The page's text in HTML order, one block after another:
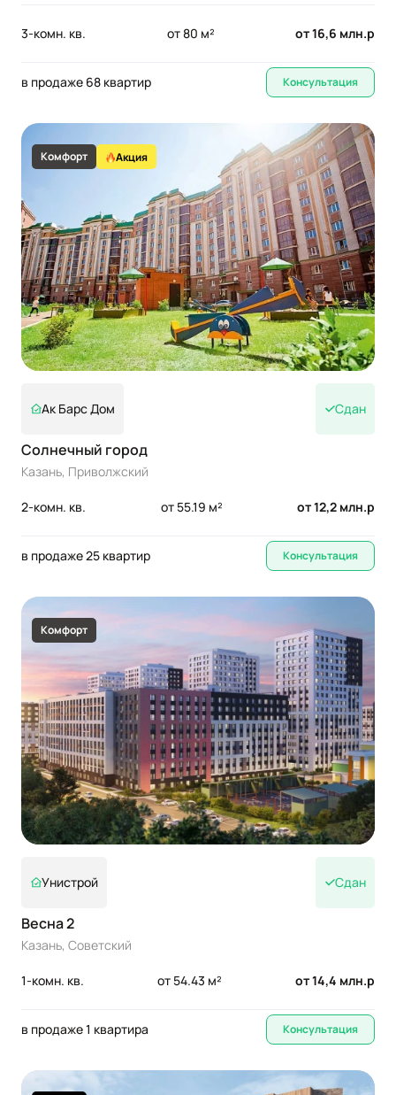
3-комн. кв. от 80 м² от 16,6 млн.р
в продаже 68 квартир Консультация
Комфорт Акция
Ак Барс Дом Сдан
Солнечный город
Казань, Приволжский
2-комн. кв. от 55.19 м² от 12,2 млн.р
в продаже 25 квартир Консультация
Комфорт
Унистрой Сдан
Весна 2
Казань, Советский
1-комн. кв. от 54.43 м² от 14,4 млн.р
в продаже 1 квартира Консультация